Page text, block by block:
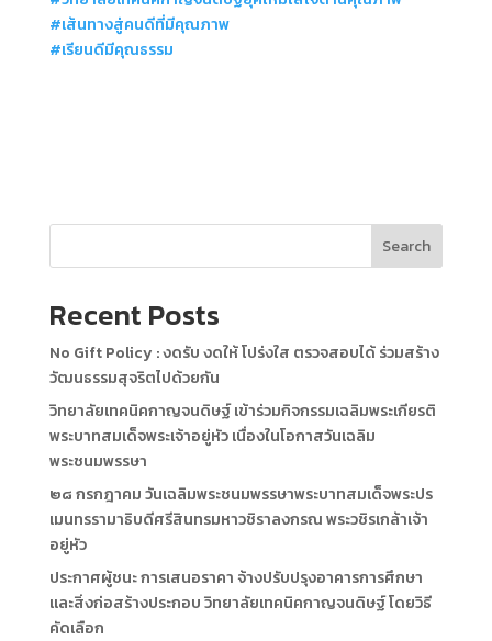
#เส้นทางสู่คนดีที่มีคุณภาพ
#เรียนดีมีคุณธรรม
Search
Recent Posts
No Gift Policy : งดรับ งดให้ โปร่งใส ตรวจสอบได้ ร่วมสร้าง
วัฒนธรรมสุจริตไปด้วยกัน
วิทยาลัยเทคนิคกาญจนดิษฐ์ เข้าร่วมกิจกรรมเฉลิมพระเกียรติ
พระบาทสมเด็จพระเจ้าอยู่หัว เนื่องในโอกาสวันเฉลิม
พระชนมพรรษา
๒๘ กรกฎาคม วันเฉลิมพระชนมพรรษาพระบาทสมเด็จพระปร
เมนทรรามาธิบดีศรีสินทรมหาวชิราลงกรณ พระวชิรเกล้าเจ้า
อยู่หัว
ประกาศผู้ชนะ การเสนอราคา จ้างปรับปรุงอาคารการศึกษา
และสิ่งก่อสร้างประกอบ วิทยาลัยเทคนิคกาญจนดิษฐ์ โดยวิธี
คัดเลือก